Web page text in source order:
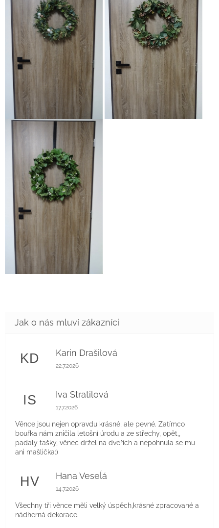
KD Karin Drašilová
Hodnocení obchodu je 5 z 5 hvězdiček.
22.7.2026
IS Iva Stratilová
Hodnocení obchodu je 5 z 5 hvězdiček.
17.7.2026
Věnce jsou nejen opravdu krásné, ale pevné. Zatímco
bouřka nám zničila letošní úrodu a ze střechy, opět,,
padaly tašky, věnec držel na dveřích a nepohnula se mu
ani mašlička:)
HV Hana Veseĺá
Hodnocení obchodu je 5 z 5 hvězdiček.
14.7.2026
Všechny tři věnce měli velký úspěch,krásné zpracované a
nádherná dekorace.